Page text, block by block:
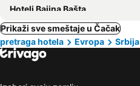
Hoteli Bajina Bašta
Prikaži sve smeštaje u Čačak
pretraga hotela
Evropa Srbija